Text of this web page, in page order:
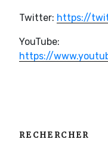
Twitter: https://
YouTube:
https://
RECHERCHER